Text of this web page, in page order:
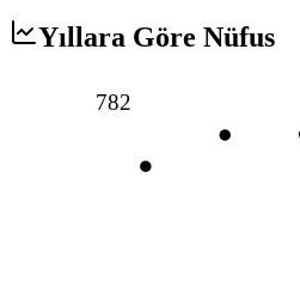
Yıllara Göre Nüfus
782